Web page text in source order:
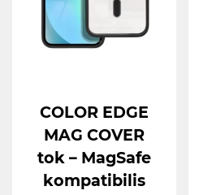
COLOR EDGE
MAG COVER
tok – MagSafe
kompatibilis